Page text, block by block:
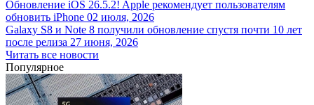
Обновление iOS 26.5.2! Apple рекомендует пользователям
обновить iPhone 02 июля, 2026
Galaxy S8 и Note 8 получили обновление спустя почти 10 лет
после релиза 27 июня, 2026
Читать все новости
Популярное